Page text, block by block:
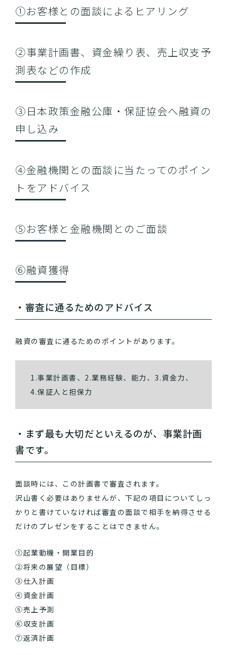
①お客様との面談によるヒアリング
②事業計画書、資金繰り表、売上収支予
測表などの作成
③日本政策金融公庫・保証協会へ融資の
申し込み
④金融機関との面談に当たってのポイン
トをアドバイス
⑤お客様と金融機関とのご面談
⑥融資獲得
・審査に通るためのアドバイス
融資の審査に通るためのポイントがあります。
1.事業計画書、2.業務経験、能力、3.資金力、
4.保証人と担保力
・まず最も大切だといえるのが、事業計画
書です。
面談時には、この計画書で審査されます。
沢山書く必要はありませんが、下記の項目についてしっ
かりと書けていなければ審査の面談で相手を納得させる
だけのプレゼンをすることはできません。
①起業動機・開業目的
②将来の展望（目標）
③仕入計画
④資金計画
⑤売上予測
⑥収支計画
⑦返済計画